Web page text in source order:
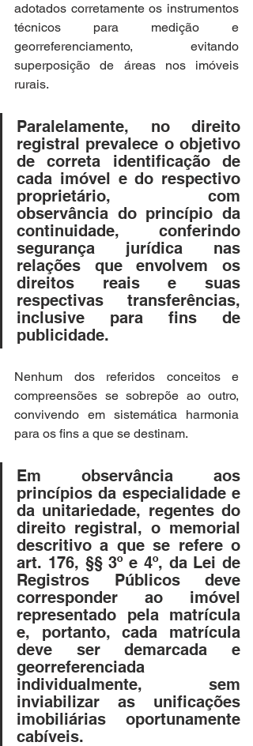
adotados corretamente os instrumentos
técnicos para medição e
georreferenciamento, evitando
superposição de áreas nos imóveis
rurais.
Paralelamente, no direito
registral prevalece o objetivo
de correta identificação de
cada imóvel e do respectivo
proprietário, com
observância do princípio da
continuidade, conferindo
segurança jurídica nas
relações que envolvem os
direitos reais e suas
respectivas transferências,
inclusive para fins de
publicidade.
Nenhum dos referidos conceitos e
compreensões se sobrepõe ao outro,
convivendo em sistemática harmonia
para os fins a que se destinam.
Em observância aos
princípios da especialidade e
da unitariedade, regentes do
direito registral, o memorial
descritivo a que se refere o
art. 176, §§ 3º e 4º, da Lei de
Registros Públicos deve
corresponder ao imóvel
representado pela matrícula
e, portanto, cada matrícula
deve ser demarcada e
georreferenciada
individualmente, sem
inviabilizar as unificações
imobiliárias oportunamente
cabíveis.